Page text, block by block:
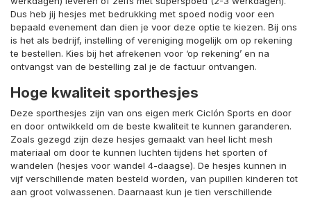
Dus heb jij hesjes met bedrukking met spoed nodig voor een
bepaald evenement dan dien je voor deze optie te kiezen. Bij ons
is het als bedrijf, instelling of vereniging mogelijk om op rekening
te bestellen. Kies bij het afrekenen voor ‘op rekening’ en na
ontvangst van de bestelling zal je de factuur ontvangen.
Hoge kwaliteit sporthesjes
Deze sporthesjes zijn van ons eigen merk Ciclón Sports en door
en door ontwikkeld om de beste kwaliteit te kunnen garanderen.
Zoals gezegd zijn deze hesjes gemaakt van heel licht mesh
materiaal om door te kunnen luchten tijdens het sporten of
wandelen (hesjes voor wandel 4-daagse). De hesjes kunnen in
vijf verschillende maten besteld worden, van pupillen kinderen tot
aan groot volwassenen. Daarnaast kun je tien verschillende